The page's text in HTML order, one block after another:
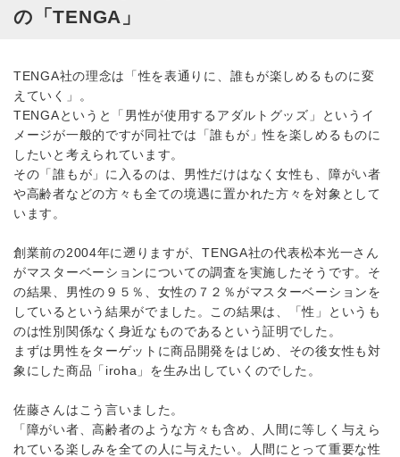
の「TENGA」
TENGA社の理念は「性を表通りに、誰もが楽しめるものに変
えていく」。
TENGAというと「男性が使用するアダルトグッズ」というイ
メージが一般的ですが同社では「誰もが」性を楽しめるものに
したいと考えられています。
その「誰もが」に入るのは、男性だけはなく女性も、障がい者
や高齢者などの方々も全ての境遇に置かれた方々を対象として
います。
創業前の2004年に遡りますが、TENGA社の代表松本光一さん
がマスターベーションについての調査を実施したそうです。そ
の結果、男性の９５％、女性の７２％がマスターベーションを
しているという結果がでました。この結果は、「性」というも
のは性別関係なく身近なものであるという証明でした。
まずは男性をターゲットに商品開発をはじめ、その後女性も対
象にした商品「iroha」を生み出していくのでした。
佐藤さんはこう言いました。
「障がい者、高齢者のような方々も含め、人間に等しく与えら
れている楽しみを全ての人に与えたい。人間にとって重要な性